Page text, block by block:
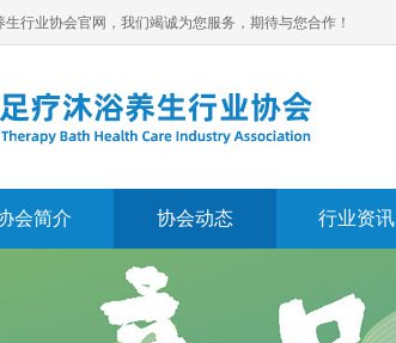
行业协会官网，我们竭诚为您服务，期待与您合作！
会简介 协会动态 行业资讯